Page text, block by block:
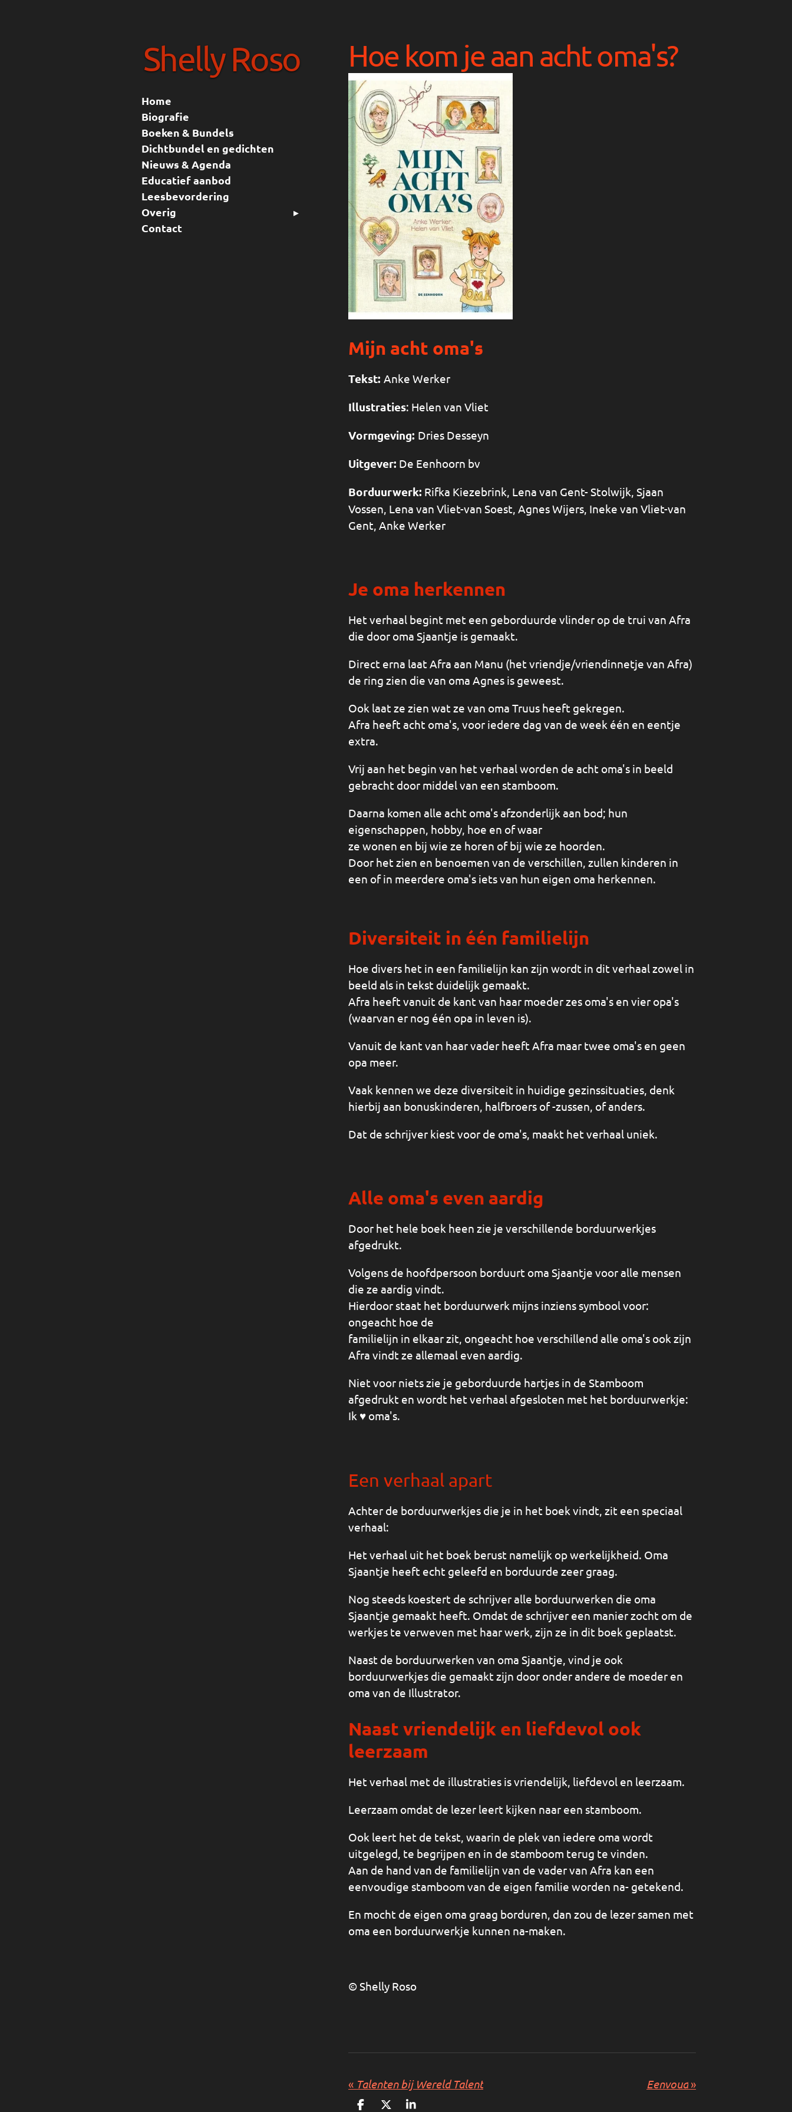
Hoe kom je aan acht oma's?
Mijn acht oma's
Tekst:Anke Werker
Illustraties: Helen van Vliet
Vormgeving: Dries Desseyn
Uitgever: De Eenhoorn bv
Borduurwerk: Rifka Kiezebrink, Lena van Gent- Stolwijk, Sjaan
Vossen, Lena van Vliet-van Soest, Agnes Wijers, Ineke van Vliet-van
Gent, Anke Werker
Je oma herkennen
Het verhaal begint met een geborduurde vlinder op de trui van Afra
die door oma Sjaantje is gemaakt.
Direct erna laat Afra aan Manu (het vriendje/vriendinnetje van Afra)
de ring zien die van oma Agnes is geweest.
Ook laat ze zien wat ze van oma Truus heeft gekregen.
Afra heeft acht oma's, voor iedere dag van de week één en eentje
extra.
Vrij aan het begin van het verhaal worden de acht oma's in beeld
gebracht door middel van een stamboom.
Daarna komen alle acht oma's afzonderlijk aan bod; hun
eigenschappen, hobby, hoe en of waar
ze wonen en bij wie ze horen of bij wie ze hoorden.
Door het zien en benoemen van de verschillen, zullen kinderen in
een of in meerdere oma's iets van hun eigen oma herkennen.
Diversiteit in één familielijn
Hoe divers het in een familielijn kan zijn wordt in dit verhaal zowel in
beeld als in tekst duidelijk gemaakt.
Afra heeft vanuit de kant van haar moeder zes oma's en vier opa's
(waarvan er nog één opa in leven is).
Vanuit de kant van haar vader heeft Afra maar twee oma's en geen
opa meer.
Vaak kennen we deze diversiteit in huidige gezinssituaties, denk
hierbij aan bonuskinderen, halfbroers of -zussen, of anders.
Dat de schrijver kiest voor de oma's, maakt het verhaal uniek.
Alle oma's even aardig
Door het hele boek heen zie je verschillende borduurwerkjes
afgedrukt.
Volgens de hoofdpersoon borduurt oma Sjaantje voor alle mensen
die ze aardig vindt.
Hierdoor staat het borduurwerk mijns inziens symbool voor:
ongeacht hoe de
familielijn in elkaar zit, ongeacht hoe verschillend alle oma's ook zijn
Afra vindt ze allemaal even aardig.
Niet voor niets zie je geborduurde hartjes in de Stamboom
afgedrukt en wordt het verhaal afgesloten met het borduurwerkje:
Ik ♥ oma's.
Een verhaal apart
Achter de borduurwerkjes die je in het boek vindt, zit een speciaal
verhaal:
Het verhaal uit het boek berust namelijk op werkelijkheid. Oma
Sjaantje heeft echt geleefd en borduurde zeer graag.
Nog steeds koestert de schrijver alle borduurwerken die oma
Sjaantje gemaakt heeft. Omdat de schrijver een manier zocht om de
werkjes te verweven met haar werk, zijn ze in dit boek geplaatst.
Naast de borduurwerken van oma Sjaantje, vind je ook
borduurwerkjes die gemaakt zijn door onder andere de moeder en
oma van de Illustrator.
Naast vriendelijk en liefdevol ook
leerzaam
Het verhaal met de illustraties is vriendelijk, liefdevol en leerzaam.
Leerzaam omdat de lezer leert kijken naar een stamboom.
Ook leert het de tekst, waarin de plek van iedere oma wordt
uitgelegd, te begrijpen en in de stamboom terug te vinden.
Aan de hand van de familielijn van de vader van Afra kan een
eenvoudige stamboom van de eigen familie worden na- getekend.
En mocht de eigen oma graag borduren, dan zou de lezer samen met
oma een borduurwerkje kunnen na-maken.
© Shelly Roso
« Talenten bij Wereld Talent Eenvoud »
Shelly Roso
Home
Biografie
Boeken & Bundels
Dichtbundel en gedichten
Nieuws & Agenda
Educatief aanbod
Leesbevordering
Overig
Contact